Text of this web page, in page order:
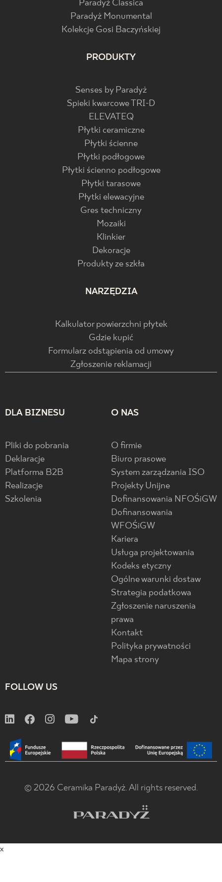
Paradyż Classica
Paradyż Monumental
Kolekcje Gosi Baczyńskiej
PRODUKTY
Senses by Paradyż
Spieki kwarcowe TRI-D
ELEVATEQ
Płytki ceramiczne
Płytki ścienne
Płytki podłogowe
Płytki ścienno podłogowe
Płytki tarasowe
Płytki elewacyjne
Gres techniczny
Mozaiki
Klinkier
Dekoracje
Produkty ze szkła
NARZĘDZIA
Kalkulator powierzchni płytek
Gdzie kupić
Formularz odstąpienia od umowy
Zgłoszenie reklamacji
DLA BIZNESU
Pliki do pobrania
Deklaracje
Platforma B2B
Realizacje
Szkolenia
O NAS
O firmie
Biuro prasowe
System zarządzania ISO
Projekty Unijne
Dofinansowania NFOŚiGW
Dofinansowania
WFOŚiGW
Kariera
Usługa projektowania
Kodeks etyczny
Ogólne warunki dostaw
Strategia podatkowa
Zgłoszenie naruszenia
prawa
Kontakt
Polityka prywatności
Mapa strony
FOLLOW US
© 2026 Ceramika Paradyż. All rights reserved.
x